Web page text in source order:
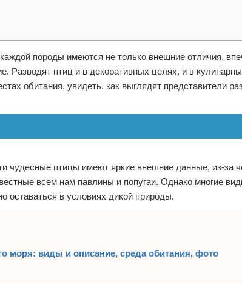
породы имеются не только внешние отличия,
Разводят птиц и в декоративных целях, и в
обитания, увидеть, как выглядят представители
чудесные птицы имеют яркие внешние данные, из-за
всем нам павлины и попугаи. Однако многие
оставаться в условиях дикой природы.
моря: виды и описание, среда обитания, фото